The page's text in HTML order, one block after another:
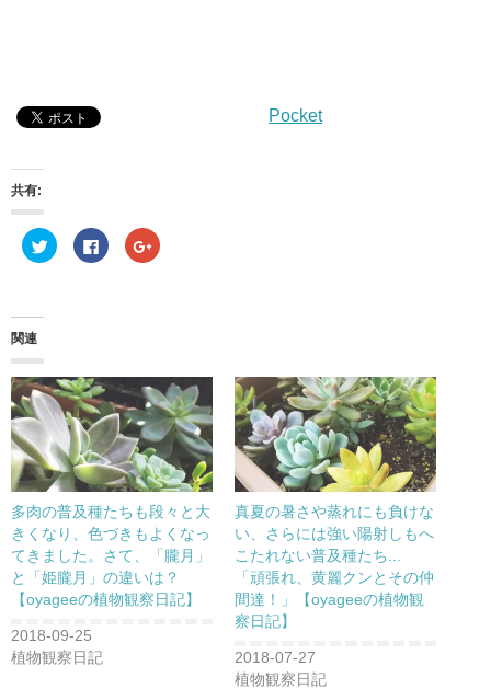
Pocket
共有:
ク
リ
t
e
r
で
有
(
新
し
い
ウ
ィ
ン
ド
ウ
で
開
き
ま
)
F
a
有
す
る
に
は
ク
リ
ッ
ク
し
て
く
だ
さ
い
新
し
い
ン
ド
ク
リ
l
e
+
で
共
有
(
新
し
い
ウ
ィ
ン
ド
ウ
で
開
き
ま
関連
多肉の普及種たちも段々と大
きくなり、色づきもよくなっ
てきました。さて、「朧月」
と「姫朧月」の違いは？
【oyageeの植物観察日記】
2018-09-25
植物観察日記
真夏の暑さや蒸れにも負けな
い、さらには強い陽射しもへ
こたれない普及種たち...
「頑張れ、黄麗クンとその仲
間達！」【oyageeの植物観
察日記】
2018-07-27
植物観察日記